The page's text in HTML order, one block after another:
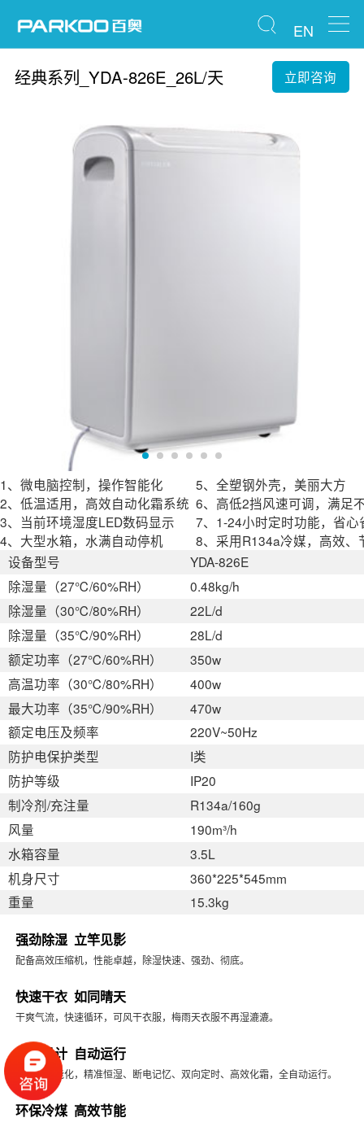
EN
经典系列_YDA-826E_26L/天 立即咨询
1、微电脑控制，操作智能化
2、低温适用，高效自动化霜系统
3、当前环境湿度LED数码显示
4、大型水箱，水满自动停机
5、全塑钢外壳，美丽大方
6、高低2挡风速可调，满足
7、1-24小时定时功能，省
8、采用R134a冷媒，高效、
设备型号
除湿量（27℃/60%RH）
除湿量（30℃/80%RH）
除湿量（35℃/90%RH）
额定功率（27℃/60%RH）
高温功率（30℃/80%RH）
最大功率（35℃/90%RH）
额定电压及频率
防护电保护类型
防护等级
制冷剂/充注量
风量
水箱容量
机身尺寸
重量
YDA-826E
0.48kg/h
22L/d
28L/d
350w
400w
470w
220V~50Hz
I类
IP20
R134a/160g
190m³/h
3.5L
360*225*545mm
15.3kg
强劲除湿 立竿见影
配备高效压缩机，性能卓越，除湿快速、强劲、彻底。
快速干衣 如同晴天
干爽气流，快速循环，可风干衣服，梅雨天衣服不再湿漉漉。
智能设计 自动运行
微电脑智能化，精准恒湿、断电记忆、双向定时、高效化霜，全自动运行。
环保冷煤 高效节能